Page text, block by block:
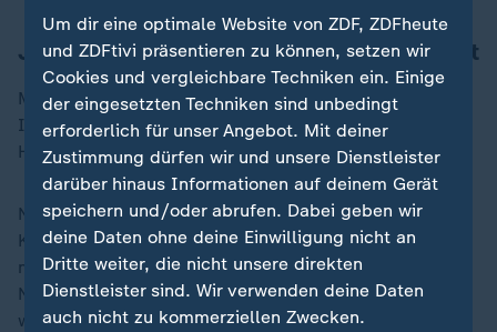
Jarden Bibas überlebt Hamas-Geiselhaft
Medienberichten zufolge nahmen Zehntausende in
Israel an einem öffentlichen Trauerzug für die drei
Hamas-Opfer teil.
Nach einer forensischen Untersuchung der Leichen der
Kinder hatte die israelische Armee vor einigen Tagen
mitgeteilt, die beiden kleinen Jungs seien im
November 2023 von ihren Entführern brutal ermordet
worden. Nach Darstellung der Hamas wurden sie
Um dir eine optimale Website von ZDF, ZDFheute
und ZDFtivi präsentieren zu können, setzen wir
Cookies und vergleichbare Techniken ein. Einige
der eingesetzten Techniken sind unbedingt
erforderlich für unser Angebot. Mit deiner
Zustimmung dürfen wir und unsere Dienstleister
darüber hinaus Informationen auf deinem Gerät
speichern und/oder abrufen. Dabei geben wir
deine Daten ohne deine Einwilligung nicht an
Dritte weiter, die nicht unsere direkten
Dienstleister sind. Wir verwenden deine Daten
auch nicht zu kommerziellen Zwecken.